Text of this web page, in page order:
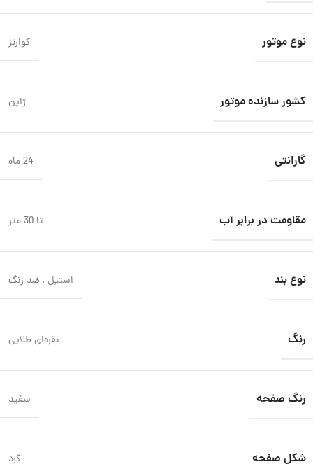
نوع موتور کوارتز
کشور سازنده موتور ژاپن
گارانتی 24 ماه
مقاومت در برابر آب تا 30 متر
نوع بند استیل , ضد زنگ
رنگ نقره‌ای طلایی
رنگ صفحه سفید
شکل صفحه گرد